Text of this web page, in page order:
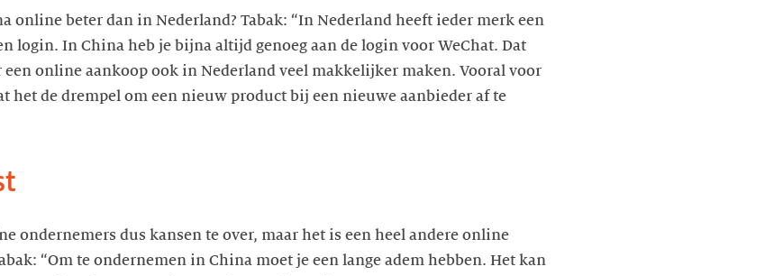
online beter dan in Nederland? Tabak: “In Nederland heeft ieder merk een
login. In China heb je bijna altijd genoeg aan de login voor WeChat. Dat
online aankoop ook in Nederland veel makkelijker maken. Vooral voor
het de drempel om een nieuw product bij een nieuwe aanbieder af te
ondernemers dus kansen te over, maar het is een heel andere online
“Om te ondernemen in China moet je een lange adem hebben. Het kan